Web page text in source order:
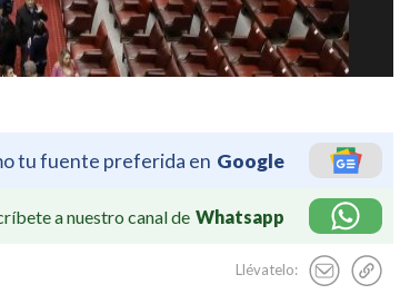
tu fuente preferida en Google
a nuestro canal de Whatsapp
Llévatelo: